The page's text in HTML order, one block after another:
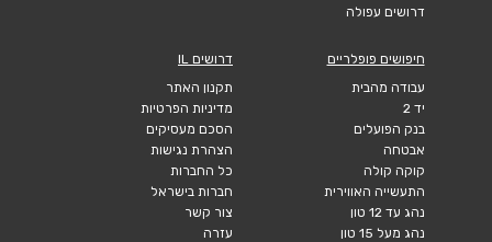
דרושים עפולה
חיפושים פופלריים
עבודה מהבית
יד 2
בנק הפועלים
אבטחה
קוקה קולה
התעשייה האווירית
נהג עד 12 טון
נהג מעל 15 טון
דרושים IL
תקנון האתר
מדיניות הפרטיות
הסכם מעסיקים
הצהרת נגישות
כל החברות
חברות בישראל
צור קשר
עזרה